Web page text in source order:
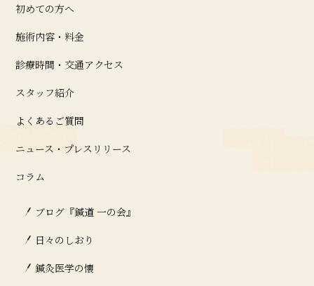
初めての方へ
施術内容・料金
診療時間・交通アクセス
スタッフ紹介
よくあるご質問
ニュース・プレスリリース
コラム
ブログ『鍼道 ⼀の会』
日々のしおり
鍼灸医学の懐